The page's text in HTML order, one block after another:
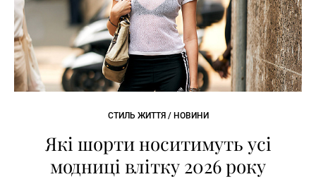
СТИЛЬ ЖИТТЯ / НОВИНИ
Які шорти носитимуть усі
модниці влітку 2026 року